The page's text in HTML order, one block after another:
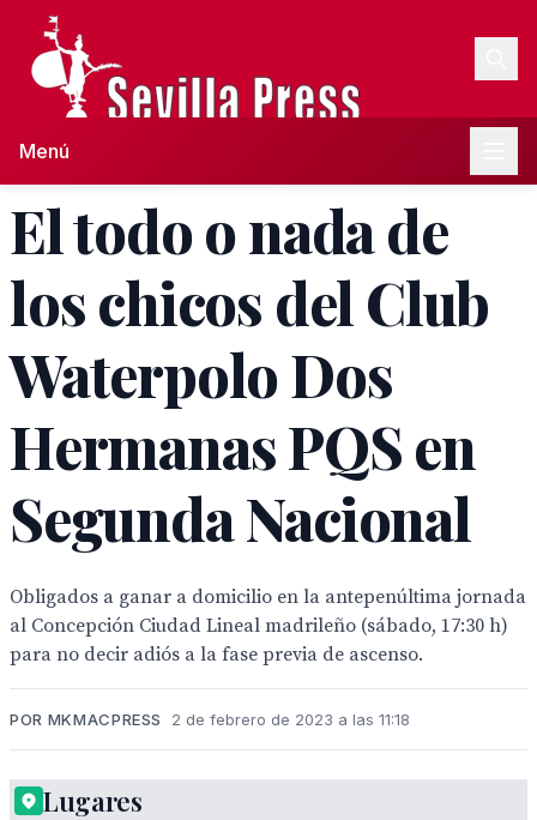
Menú
El todo o nada de
los chicos del Club
Waterpolo Dos
Hermanas PQS en
Segunda Nacional
Obligados a ganar a domicilio en la antepenúltima jornada
al Concepción Ciudad Lineal madrileño (sábado, 17:30 h)
para no decir adiós a la fase previa de ascenso.
POR MKMACPRESS 2 de febrero de 2023 a las 11:18
JugadorLugares